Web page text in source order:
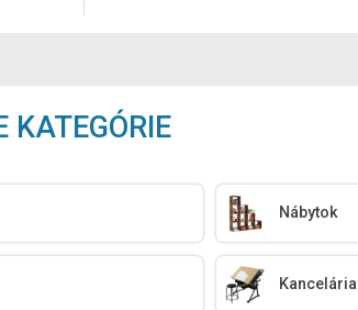
Nábytok
Kancelária